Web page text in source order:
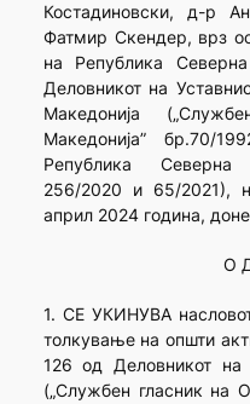
Костадиновски, д-р
Фатмир Скендер, врз
на Република
Деловникот на
Македонија
Македонија” бр.70/
Република Северна
256/2020 и 65/2021),
април 2024 година,
О
1. СЕ УКИНУВА насловот
толкување на општи
126 од Деловникот на
(„Службен гласник на